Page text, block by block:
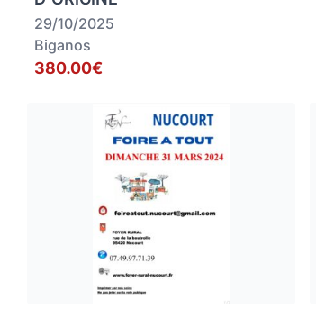
29/10/2025
Biganos
380.00€